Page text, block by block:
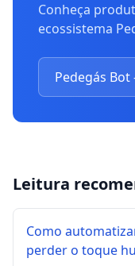
Conheça
ecossistema
Pedegás
Leitura
Como
perder o toque